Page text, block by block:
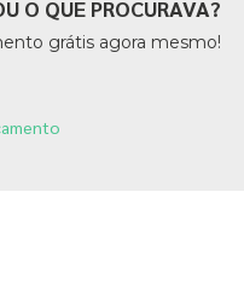
O QUE PROCURAVA?
grátis agora mesmo!